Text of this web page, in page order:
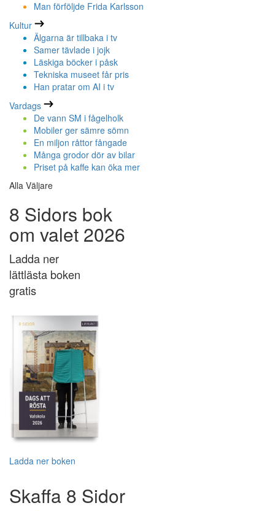
Man förföljde Frida Karlsson
Kultur
Älgarna är tillbaka i tv
Samer tävlade i jojk
Läskiga böcker i påsk
Tekniska museet får pris
Han pratar om AI i tv
Vardags
De vann SM i fågelholk
Mobiler ger sämre sömn
En miljon råttor fångade
Många grodor dör av bilar
Priset på kaffe kan öka mer
Alla Väljare
8 Sidors bok
om valet 2026
Ladda ner
lättlästa boken
gratis
Ladda ner boken
Skaffa 8 Sidor